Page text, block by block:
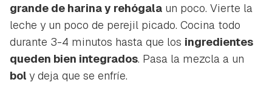
Guardar como favorito
Para poder guardar como favorito, primero has de
iniciar sesión con tu cuenta de Hogarmanía.
INICIAR SESIÓN
grande de harina y rehógala un poco. Vierte la
leche y un poco de perejil picado. Cocina todo
durante 3-4 minutos hasta que los ingredientes
queden bien integrados. Pasa la mezcla a un
bol y deja que se enfríe.
Contenido enviado
Gracias por suscribirte a nuestro boletín.
ACEPTAR